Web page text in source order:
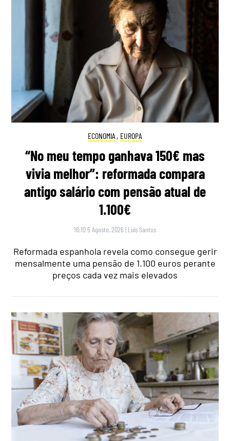
ECONOMIA , EUROPA
“No meu tempo ganhava 150€ mas
vivia melhor”: reformada compara
antigo salário com pensão atual de
1.100€
16:10 5 Agosto, 2026 | Luís Santos
Reformada espanhola revela como consegue gerir
mensalmente uma pensão de 1.100 euros perante
preços cada vez mais elevados